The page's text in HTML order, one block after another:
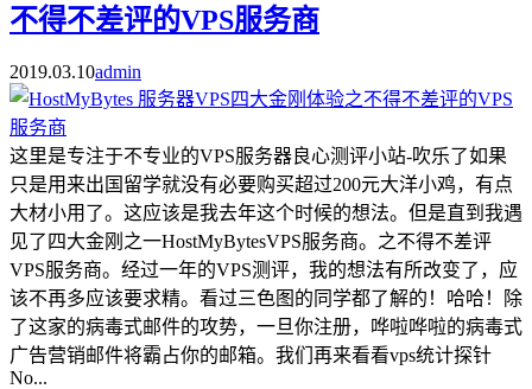
不得不差评的VPS服务商
2019.03.10admin
这里是专注于不专业的VPS服务器良心测评小站-吹乐了如果
只是用来出国留学就没有必要购买超过200元大洋小鸡，有点
大材小用了。这应该是我去年这个时候的想法。但是直到我遇
见了四大金刚之一HostMyBytesVPS服务商。之不得不差评
VPS服务商。经过一年的VPS测评，我的想法有所改变了，应
该不再多应该要求精。看过三色图的同学都了解的！哈哈！除
了这家的病毒式邮件的攻势，一旦你注册，哗啦哗啦的病毒式
广告营销邮件将霸占你的邮箱。我们再来看看vps统计探针
No...